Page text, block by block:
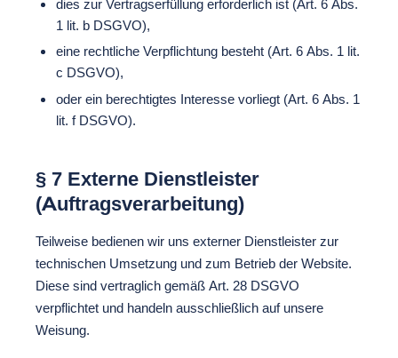
dies zur Vertragserfüllung erforderlich ist (Art. 6 Abs.
1 lit. b DSGVO),
eine rechtliche Verpflichtung besteht (Art. 6 Abs. 1 lit.
c DSGVO),
oder ein berechtigtes Interesse vorliegt (Art. 6 Abs. 1
lit. f DSGVO).
§ 7 Externe Dienstleister
(Auftragsverarbeitung)
Teilweise bedienen wir uns externer Dienstleister zur
technischen Umsetzung und zum Betrieb der Website.
Diese sind vertraglich gemäß Art. 28 DSGVO
verpflichtet und handeln ausschließlich auf unsere
Weisung.